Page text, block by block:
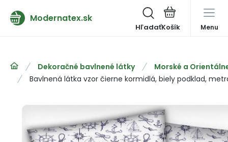
Modernatex.sk
Hľadať Menu
Dekoračné bavlnené látky
Morské a
Bavlnená látka vzor čierne kormidlá, biely podklad,